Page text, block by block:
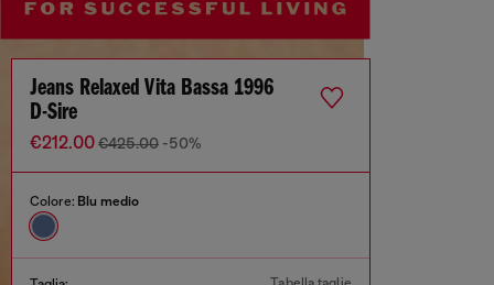
Jeans Relaxed Vita Bassa 1996
D-Sire
€212.00€425.00 -50%
Colore: Blu medio